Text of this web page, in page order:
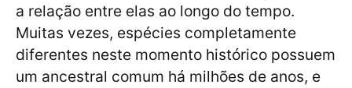
a relação entre elas ao longo do tempo.
Muitas vezes, espécies completamente
diferentes neste momento histórico possuem
um ancestral comum há milhões de anos, e